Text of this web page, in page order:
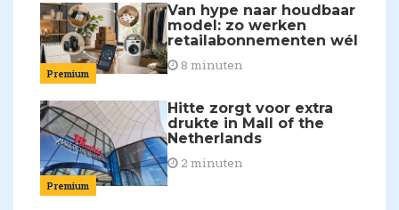
Premium
Van hype naar houdbaar
model: zo werken
retailabonnementen wél
8 minuten
Premium
Hitte zorgt voor extra
drukte in Mall of the
Netherlands
2 minuten